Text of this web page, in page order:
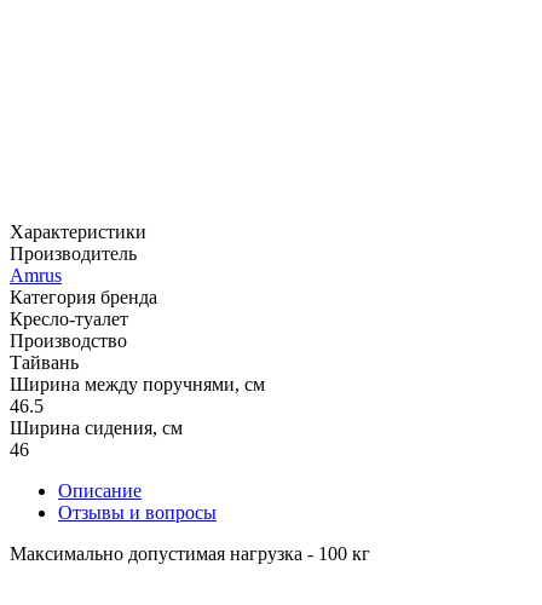
Характеристики
Производитель
Amrus
Категория бренда
Кресло-туалет
Производство
Тайвань
Ширина между поручнями, см
46.5
Ширина сидения, см
46
Описание
Отзывы и вопросы
Максимально допустимая нагрузка - 100 кг